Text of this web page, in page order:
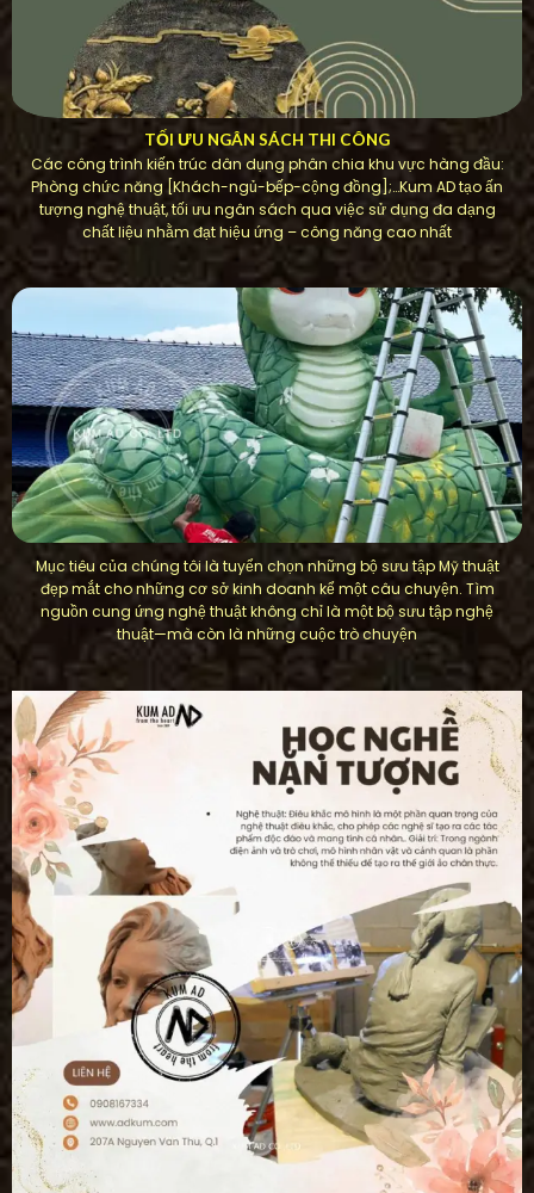
TỐI ƯU NGÂN SÁCH THI CÔNG
Các công trình kiến ​​trúc dân dụng phân chia khu vực hàng đầu:
Phòng chức năng [Khách-ngủ-bếp-cộng đồng];…Kum AD tạo ấn
tượng nghệ thuật, tối ưu ngân sách qua việc sử dụng đa dạng
chất liệu nhằm đạt hiệu ứng – công năng cao nhất
Mục tiêu của chúng tôi là tuyển chọn những bộ sưu tập Mỹ thuật
đẹp mắt cho những cơ sở kinh doanh kể một câu chuyện. Tìm
nguồn cung ứng nghệ thuật không chỉ là một bộ sưu tập nghệ
thuật—mà còn là những cuộc trò chuyện